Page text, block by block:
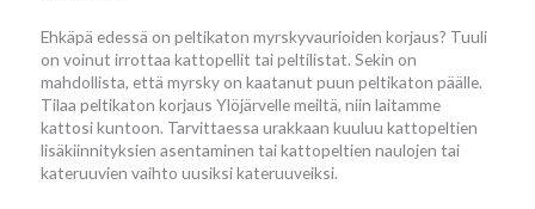
Ehkäpä edessä on peltikaton myrskyvaurioiden korjaus? Tuuli
on voinut irrottaa kattopellit tai peltilistat. Sekin on
mahdollista, että myrsky on kaatanut puun peltikaton päälle.
Tilaa peltikaton korjaus Ylöjärvelle meiltä, niin laitamme
kattosi kuntoon. Tarvittaessa urakkaan kuuluu kattopeltien
lisäkiinnityksien asentaminen tai kattopeltien naulojen tai
kateruuvien vaihto uusiksi kateruuveiksi.